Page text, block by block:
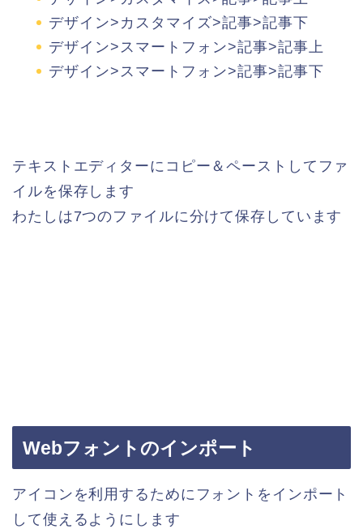
デザイン>カスタマイズ>記事>記事下
デザイン>スマートフォン>記事>記事上
デザイン>スマートフォン>記事>記事下
テキストエディターにコピー＆ペーストしてファ
イルを保存します
わたしは7つのファイルに分けて保存しています
Webフォントのインポート
アイコンを利用するためにフォントをインポート
して使えるようにします